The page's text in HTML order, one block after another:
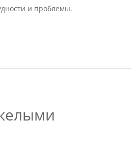
и проблемы.